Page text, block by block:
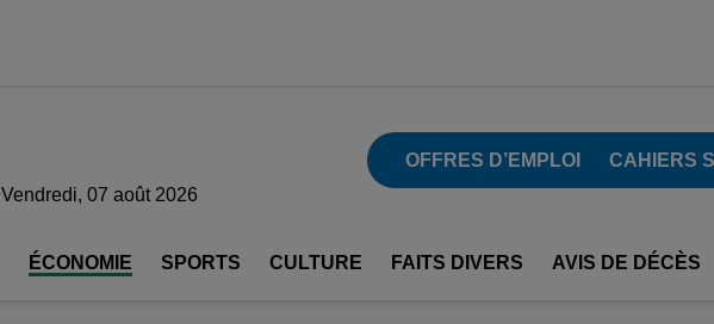
Vendredi, 07 août 2026
OFFRES D’EMPLOI CAHIERS
ÉCONOMIE SPORTS CULTURE FAITS DIVERS AVIS DE DÉCÈS